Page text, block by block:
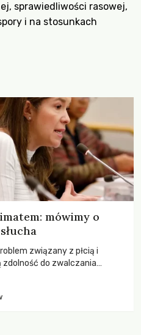
sprawiedliwości rasowej,
i na stosunkach
mówimy o
związany z płcią i
do zwalczania